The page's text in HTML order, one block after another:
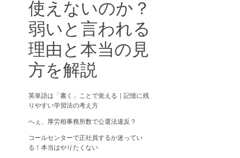
使えないのか？
弱いと言われる
理由と本当の見
方を解説
英単語は「書く」ことで覚える｜記憶に残
りやすい学習法の考え方
へぇ、厚労相事務所数で公選法違反？
コールセンターで正社員するか迷ってい
る！本当はやりたくない